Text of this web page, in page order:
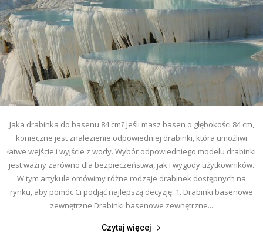
Jaka drabinka do basenu 84 cm? Jeśli masz basen o głębokości 84 cm,
konieczne jest znalezienie odpowiedniej drabinki, która umożliwi
łatwe wejście i wyjście z wody. Wybór odpowiedniego modelu drabinki
jest ważny zarówno dla bezpieczeństwa, jak i wygody użytkowników.
W tym artykule omówimy różne rodzaje drabinek dostępnych na
rynku, aby pomóc Ci podjąć najlepszą decyzję. 1. Drabinki basenowe
zewnętrzne Drabinki basenowe zewnętrzne...
Czytaj więcej